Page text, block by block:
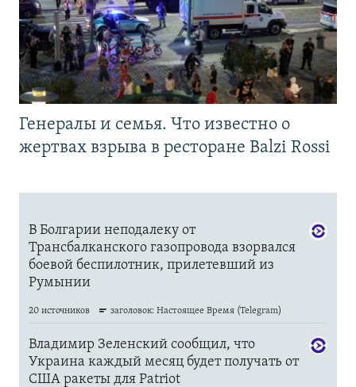
Генералы и семья. Что известно о
жертвах взрыва в ресторане Balzi Rossi